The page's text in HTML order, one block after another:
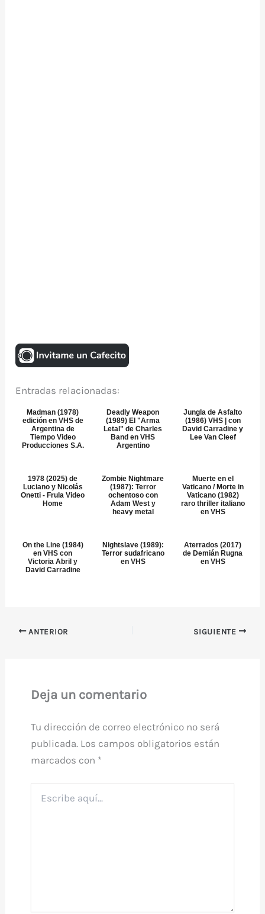
Entradas relacionadas:
Madman (1978)
edición en VHS de
Argentina de
Tiempo Video
Producciones S.A.
Deadly Weapon
(1989) El "Arma
Letal" de Charles
Band en VHS
Argentino
Jungla de Asfalto
(1986) VHS | con
David Carradine y
Lee Van Cleef
1978 (2025) de
Luciano y Nicolás
Onetti - Frula Video
Home
Zombie Nightmare
(1987): Terror
ochentoso con
Adam West y
heavy metal
Muerte en el
Vaticano / Morte in
Vaticano (1982)
raro thriller italiano
en VHS
On the Line (1984)
en VHS con
Victoria Abril y
David Carradine
Nightslave (1989):
Terror sudafricano
en VHS
Aterrados (2017)
de Demián Rugna
en VHS
ANTERIOR SIGUIENTE
Deja un comentario
Tu dirección de correo electrónico no será
publicada. Los campos obligatorios están
marcados con *
aquí...